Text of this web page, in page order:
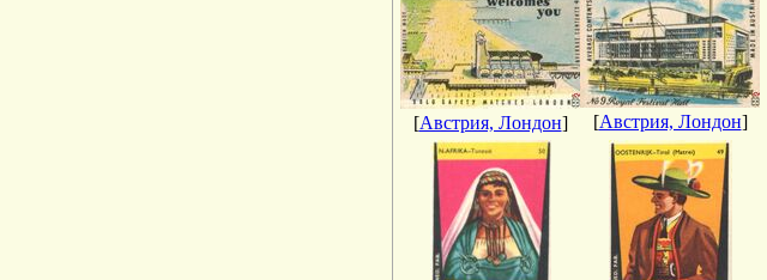
[Австрия, Лондон] [Австрия, Лондон]